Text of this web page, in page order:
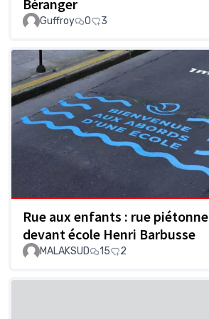
Béranger
Guffroy 0 3
Rue aux enfants : rue piétonne
devant école Henri Barbusse
MALAKSUD 15 2